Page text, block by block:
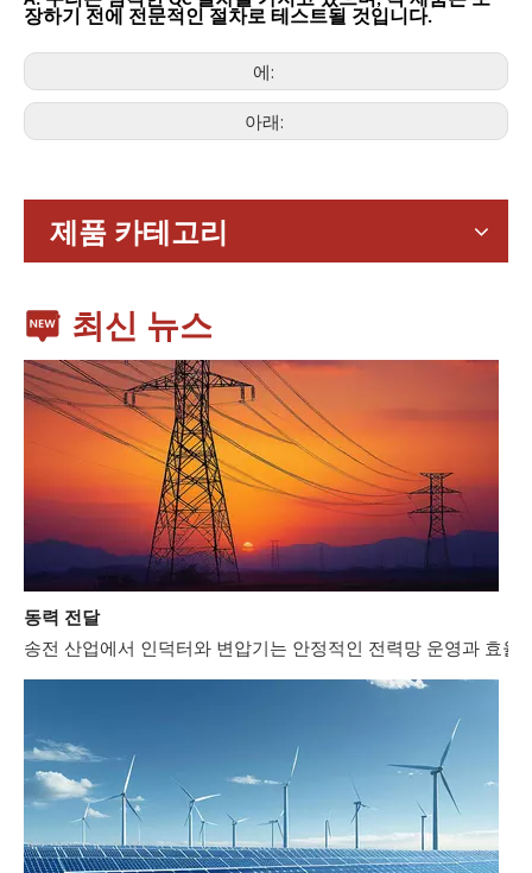
장하기 전에 전문적인 절차로 테스트될 것입니다.
에:
아래:
제품 카테고리
최신 뉴스
동력 전달
송전 산업에서 인덕터와 변압기는 안정적인 전력망 운영과 효